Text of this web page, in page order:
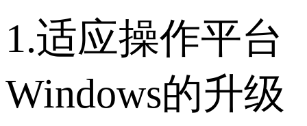
1.适应操作平台
Windows的升级